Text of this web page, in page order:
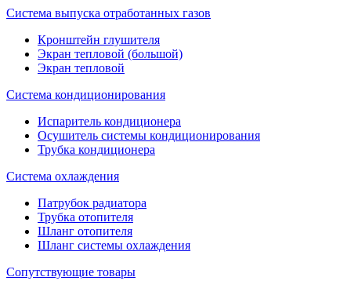
Система выпуска отработанных газов
Кронштейн глушителя
Экран тепловой (большой)
Экран тепловой
Система кондиционирования
Испаритель кондиционера
Осушитель системы кондиционирования
Трубка кондиционера
Система охлаждения
Патрубок радиатора
Трубка отопителя
Шланг отопителя
Шланг системы охлаждения
Сопутствующие товары